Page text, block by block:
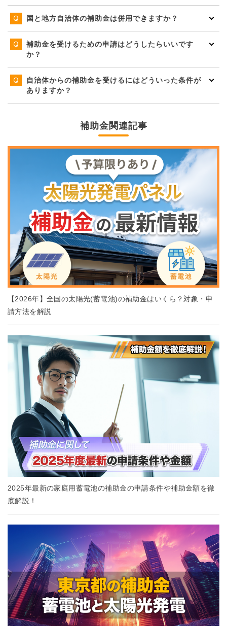
国と地方自治体の補助金は併用できますか？
補助金を受けるための申請はどうしたらいいです
か？
自治体からの補助金を受けるにはどういった条件が
ありますか？
補助金関連記事
【2026年】全国の太陽光(蓄電池)の補助金はいくら？対象・申
請方法を解説
2025年最新の家庭用蓄電池の補助金の申請条件や補助金額を徹
底解説！